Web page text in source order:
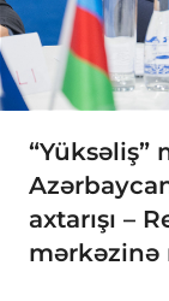
“Yüksəliş”
axtarışı –
mərkəzinə